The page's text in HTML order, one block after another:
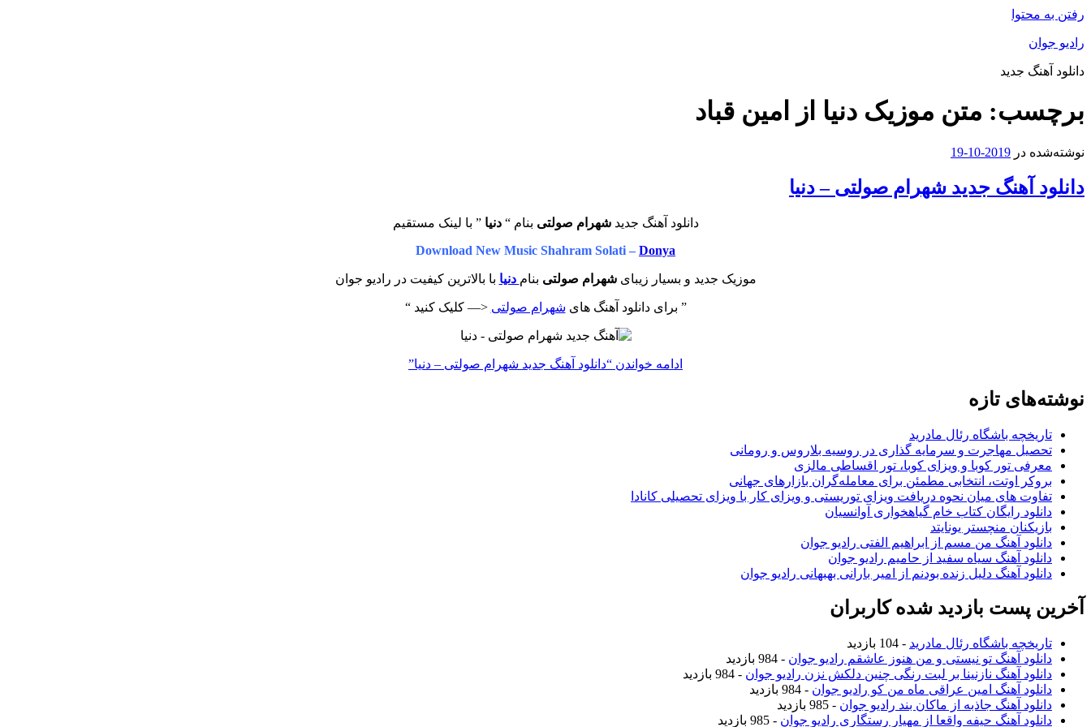
رفتن به محتوا
رادیو جوان
دانلود آهنگ جدید
برچسب: متن موزیک دنیا از امین قباد
نوشته‌شده در 2019-10-19
دانلود آهنگ جدید شهرام صولتی – دنیا
دانلود آهنگ جدید شهرام صولتی بنام “ دنیا” با لینک مستقیم
Download New Music Shahram Solati – Donya
موزیک جدید و بسیار زیبای شهرام صولتی بنام دنیا با بالاترین کیفیت در رادیو جوان
” برای دانلود آهنگ های شهرام صولتی <— کلیک کنید “
ادامه خواندن “دانلود آهنگ جدید شهرام صولتی – دنیا”
نوشته‌های تازه
تاریخچه باشگاه رئال مادرید
تحصیل مهاجرت و سرمایه گذاری در روسیه بلاروس و رومانی
معرفی تور کوبا و ویزای کوبا، تور اقساطی مالزی
بروکر اوتت، انتخابی مطمئن برای معامله‌گران بازارهای جهانی
تفاوت های میان نحوه دریافت ویزای توریستی و ویزای کار با ویزای تحصیلی کانادا
دانلود رایگان کتاب خام گیاهخواری آوانسیان
بازیکنان منچستر یونایتد
دانلود آهنگ من مسم از ابراهیم الفتی رادیو جوان
دانلود آهنگ سیاه سفید از حامیم رادیو جوان
دانلود آهنگ دلیل زنده بودنم از امیر بارانی بهبهانی رادیو جوان
آخرین پست بازدید شده کاربران
تاریخچه باشگاه رئال مادرید - 104 بازدید
دانلود آهنگ تو نیستی و من هنوز عاشقم رادیو جوان - 984 بازدید
دانلود آهنگ نازنینا بر لبت رنگی چنین دلکش نزن رادیو جوان - 984 بازدید
دانلود آهنگ امین عراقی ماه من کو رادیو جوان - 984 بازدید
دانلود آهنگ جاذبه از ماکان بند رادیو جوان - 985 بازدید
دانلود آهنگ حیفه واقعا از مهیار رستگاری رادیو جوان - 985 بازدید